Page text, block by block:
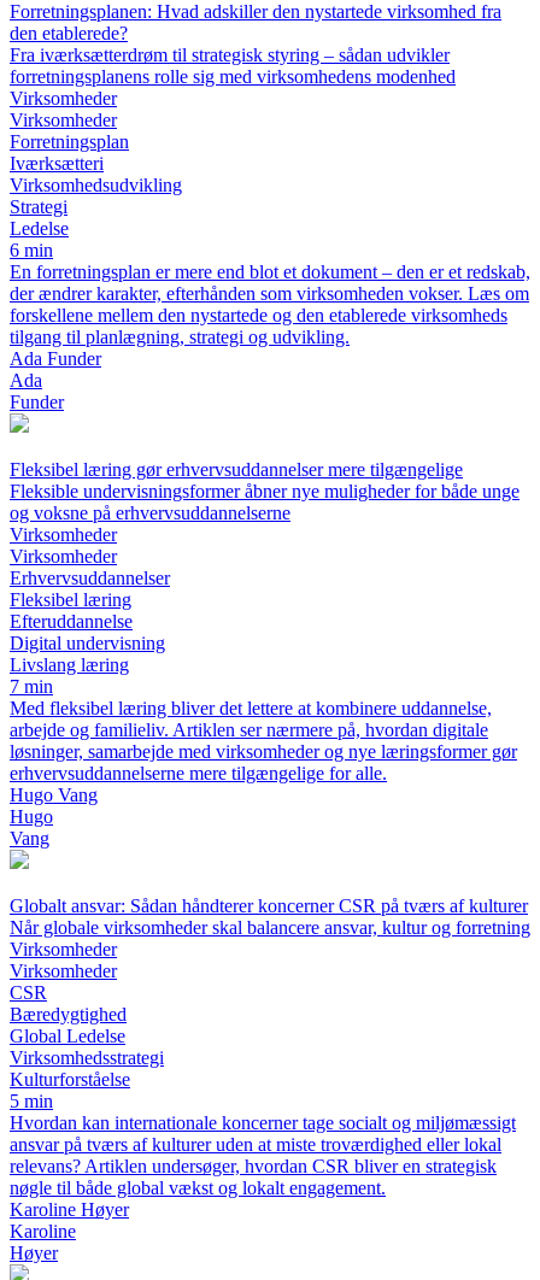
Forretningsplanen: Hvad adskiller den nystartede virksomhed fra
den etablerede?
Fra iværksætterdrøm til strategisk styring – sådan udvikler
forretningsplanens rolle sig med virksomhedens modenhed
Virksomheder
Virksomheder
Forretningsplan
Iværksætteri
Virksomhedsudvikling
Strategi
Ledelse
6 min
En forretningsplan er mere end blot et dokument – den er et redskab,
der ændrer karakter, efterhånden som virksomheden vokser. Læs om
forskellene mellem den nystartede og den etablerede virksomheds
tilgang til planlægning, strategi og udvikling.
Ada Funder
Ada
Funder
Fleksibel læring gør erhvervsuddannelser mere tilgængelige
Fleksible undervisningsformer åbner nye muligheder for både unge
og voksne på erhvervsuddannelserne
Virksomheder
Virksomheder
Erhvervsuddannelser
Fleksibel læring
Efteruddannelse
Digital undervisning
Livslang læring
7 min
Med fleksibel læring bliver det lettere at kombinere uddannelse,
arbejde og familieliv. Artiklen ser nærmere på, hvordan digitale
løsninger, samarbejde med virksomheder og nye læringsformer gør
erhvervsuddannelserne mere tilgængelige for alle.
Hugo Vang
Hugo
Vang
Globalt ansvar: Sådan håndterer koncerner CSR på tværs af kulturer
Når globale virksomheder skal balancere ansvar, kultur og forretning
Virksomheder
Virksomheder
CSR
Bæredygtighed
Global Ledelse
Virksomhedsstrategi
Kulturforståelse
5 min
Hvordan kan internationale koncerner tage socialt og miljømæssigt
ansvar på tværs af kulturer uden at miste troværdighed eller lokal
relevans? Artiklen undersøger, hvordan CSR bliver en strategisk
nøgle til både global vækst og lokalt engagement.
Karoline Høyer
Karoline
Høyer